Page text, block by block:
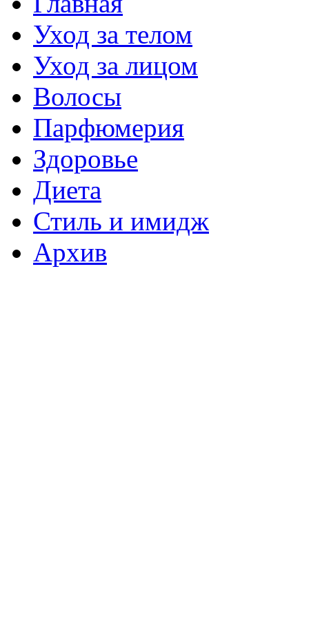
Уход за телом
Уход за лицом
Волосы
Парфюмерия
Здоровье
Диета
Стиль и имидж
Архив